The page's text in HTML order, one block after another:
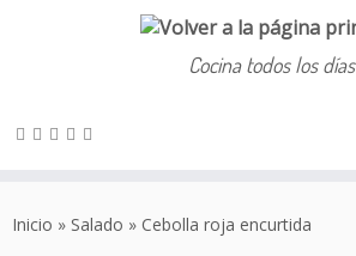
Cocina todos los días
Inicio » Salado » Cebolla roja encurtida